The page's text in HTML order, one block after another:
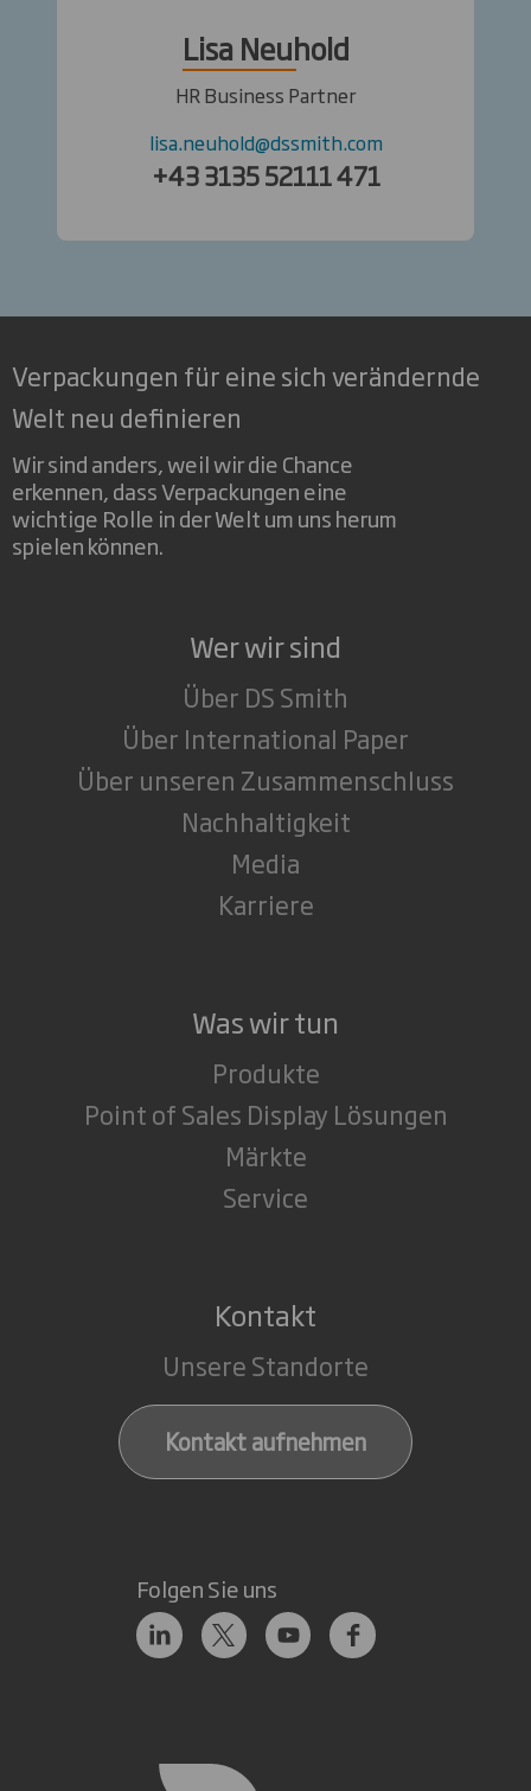
Lisa Neuhold
HR Business Partner
lisa.neuhold@dssmith.com
+43 3135 52111 471
Verpackungen für eine sich verändernde
Welt neu definieren
Wir sind anders, weil wir die Chance
erkennen, dass Verpackungen eine
wichtige Rolle in der Welt um uns herum
spielen können.
Wer wir sind
Über DS Smith
Über International Paper
Über unseren Zusammenschluss
Nachhaltigkeit
Media
Karriere
Was wir tun
Produkte
Point of Sales Display Lösungen
Märkte
Service
Kontakt
Unsere Standorte
Kontakt aufnehmen
Folgen Sie uns